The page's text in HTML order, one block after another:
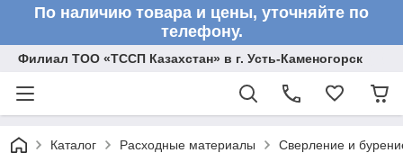
По наличию товара и цены, уточняйте по
телефону.
Филиал ТОО «ТССП Казахстан» в г. Усть-Каменогорск
Каталог Расходные материалы Сверление и